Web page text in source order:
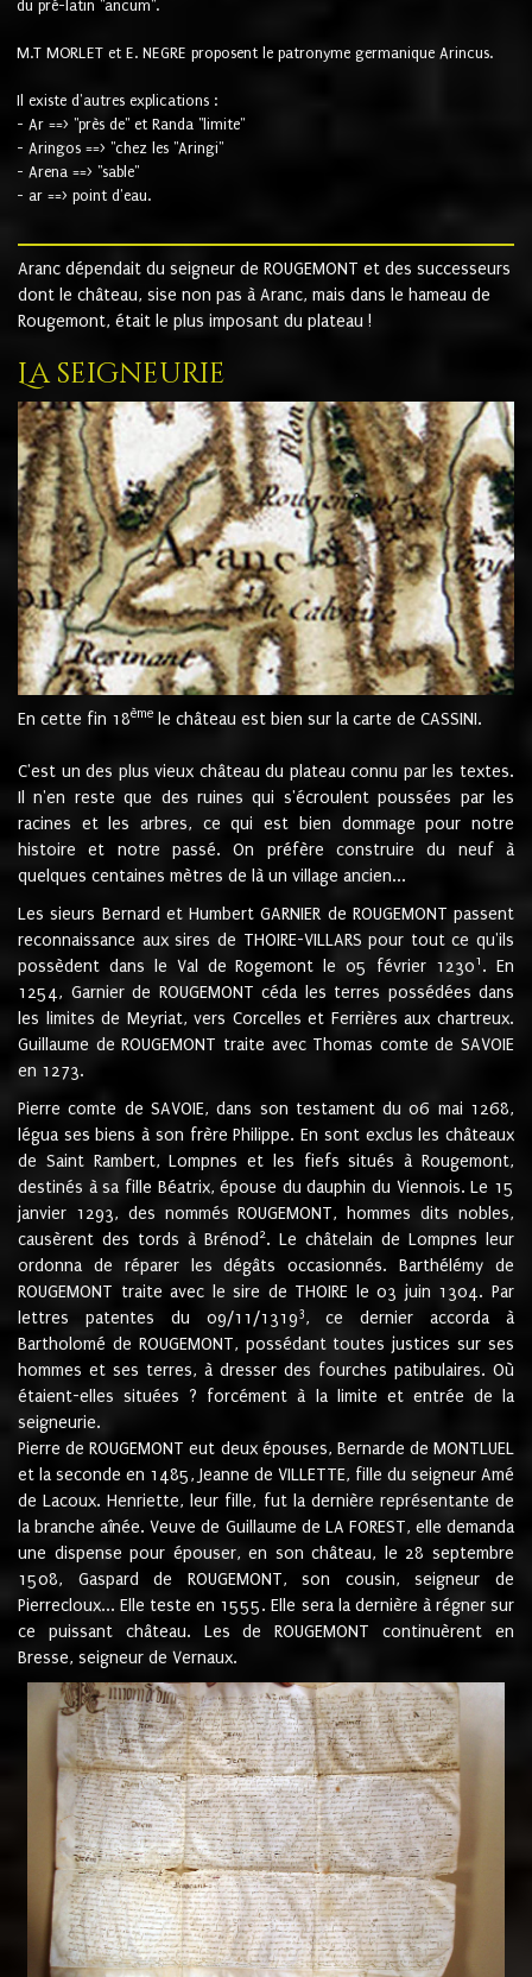
du pré-latin "ancum".
M.T MORLET et E. NEGRE proposent le patronyme germanique Arincus.
Il existe d'autres explications :
- Ar ==> "près de" et Randa "limite"
- Aringos ==> "chez les "Aringi"
- Arena ==> "sable"
- ar ==> point d'eau.
Aranc dépendait du seigneur de ROUGEMONT et des successeurs
dont le château, sise non pas à Aranc, mais dans le hameau de
Rougemont, était le plus imposant du plateau !
La seigneurie
En cette fin 18ème le château est bien sur la carte de CASSINI.
C'est un des plus vieux château du plateau connu par les textes.
Il n'en reste que des ruines qui s'écroulent poussées par les
racines et les arbres, ce qui est bien dommage pour notre
histoire et notre passé. On préfère construire du neuf à
quelques centaines mètres de là un village ancien...
Les sieurs Bernard et Humbert GARNIER de ROUGEMONT passent
reconnaissance aux sires de THOIRE-VILLARS pour tout ce qu'ils
possèdent dans le Val de Rogemont le 05 février 12301 . En
1254, Garnier de ROUGEMONT céda les terres possédées dans
les limites de Meyriat, vers Corcelles et Ferrières aux chartreux.
Guillaume de ROUGEMONT traite avec Thomas comte de SAVOIE
en 1273.
Pierre comte de SAVOIE, dans son testament du 06 mai 1268,
légua ses biens à son frère Philippe. En sont exclus les châteaux
de Saint Rambert, Lompnes et les fiefs situés à Rougemont,
destinés à sa fille Béatrix, épouse du dauphin du Viennois. Le 15
janvier 1293, des nommés ROUGEMONT, hommes dits nobles,
causèrent des tords à Brénod 2. Le châtelain de Lompnes leur
ordonna de réparer les dégâts occasionnés. Barthélémy de
ROUGEMONT traite avec le sire de THOIRE le 03 juin 1304. Par
lettres patentes du 09/11/13193, ce dernier accorda à
Bartholomé de ROUGEMONT, possédant toutes justices sur ses
hommes et ses terres, à dresser des fourches patibulaires. Où
étaient-elles situées ? forcément à la limite et entrée de la
seigneurie.
Pierre de ROUGEMONT eut deux épouses, Bernarde de MONTLUEL
et la seconde en 1485, Jeanne de VILLETTE, fille du seigneur Amé
de Lacoux. Henriette, leur fille, fut la dernière représentante de
la branche aînée. Veuve de Guillaume de LA FOREST, elle demanda
une dispense pour épouser, en son château, le 28 septembre
1508, Gaspard de ROUGEMONT, son cousin, seigneur de
Pierrecloux... Elle teste en 1555. Elle sera la dernière à régner sur
ce puissant château. Les de ROUGEMONT continuèrent en
Bresse, seigneur de Vernaux.